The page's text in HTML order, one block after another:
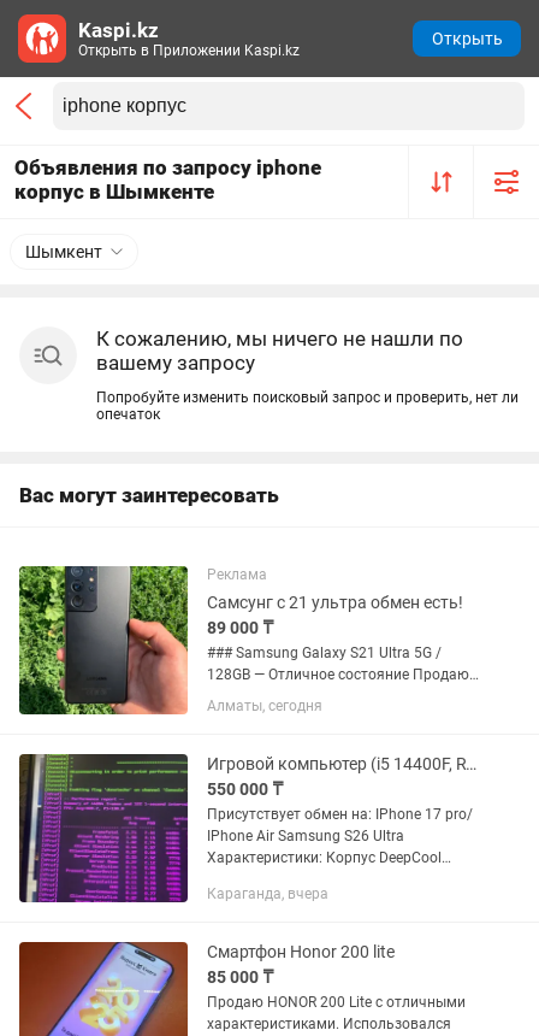
Объявления по запросу iphone
корпус в Шымкенте
Шымкент
К сожалению, мы ничего не нашли по
вашему запросу
Попробуйте изменить поисковый запрос и проверить, нет ли
опечаток
Вас могут заинтересовать
Реклама
Самсунг с 21 ультра обмен есть!
89 000 ₸
### Samsung Galaxy S21 Ultra 5G /
128GB — Отличное состояние Продаю
или меняю мощный флагман Samsung
Galaxy S21 Ultra с объемом памяти 128
внешнем и техническом...
Алматы, сегодня
Игровой компьютер (i5 14400F, RTX 4060)
550 000 ₸
Присутствует обмен на: IPhone 17 pro/
IPhone Air Samsung S26 Ultra
Характеристики: Корпус DeepСool
14400F (2.5 МГЦ) Видеокарта: Asus
Караганда, вчера
Смартфон Honor 200 lite
85 000 ₸
Продаю HONOR 200 Lite с отличными
характеристиками. Использовался
Kaspi.kz
Открыть в Приложении Kaspi.kz
Открыть